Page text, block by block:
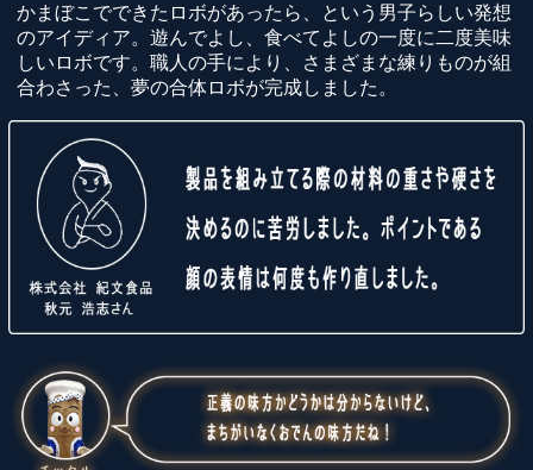
かまぼこでできたロボがあったら、という男子らしい発想
のアイディア。遊んでよし、食べてよしの一度に二度美味
しいロボです。職人の手により、さまざまな練りものが組
合わさった、夢の合体ロボが完成しました。